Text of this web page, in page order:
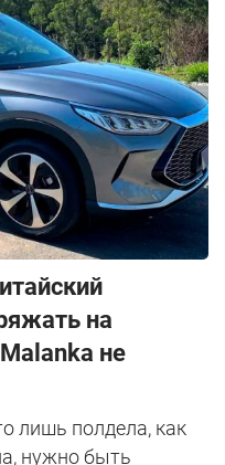
на
не
лишь полдела, как
нужно быть